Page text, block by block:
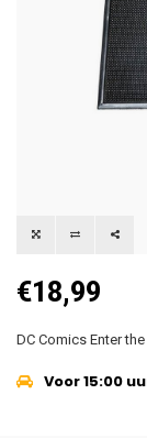
€18,99
DC Comics Enter
Voor 15:00